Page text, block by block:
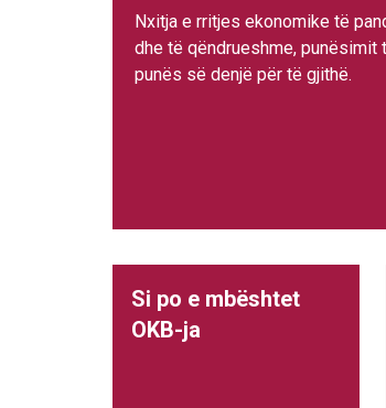
Nxitja e rritjes ekonomike të
dhe të qëndrueshme,
punës së denjë për të gjithë.
Si po e mbështet
OKB-ja